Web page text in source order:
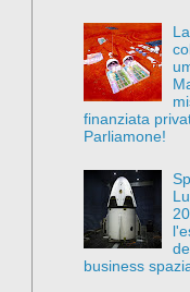
finanziata
Parliamone!
business